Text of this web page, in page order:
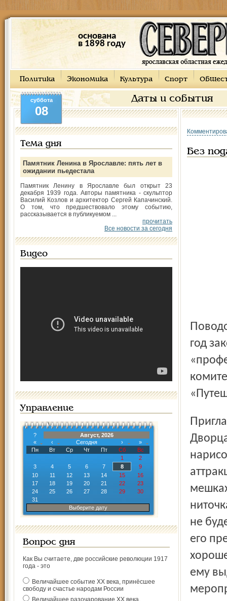
основана
в 1898 году
Политика Экономика Культура Спорт
Даты и события
суббота
08
Тема дня
Памятник Ленина в Ярославле: пять лет в
ожидании пьедестала
Памятник Ленину в Ярославле был открыт 23
декабря 1939 года. Авторы памятника - скульптор
Василий Козлов и архитектор Сергей Капачинский.
О том, что предшествовало этому событию,
рассказывается в публикуемом ...
прочитать
Все новости за сегодня
Видео
Управление
?
Август, 2026
«
‹ Сегодня ›
»
Пн
Вт Ср Чт Пт Сб
Вс
1
2
3
4 5 6 7 8
9
10
11 12 13 14 15
16
17
18 19 20 21 22
23
24
25 26 27 28 29
30
31
Выберите дату
Вопрос дня
Как Вы считаете, две российские революции 1917
года - это
Величайшее событие ХХ века, принёсшее
свободу и счастье народам России
Величайшее разочарование ХХ века,
Без
Поводов для веселья в конце мая достаточно: и учебный
год
Пригласили детский ансамбль «Веселая семейка» из
не
его
ему